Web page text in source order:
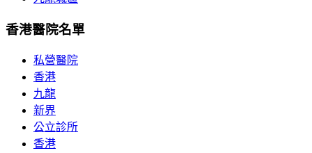
香港醫院名單
私營醫院
香港
九龍
新界
公立診所
香港